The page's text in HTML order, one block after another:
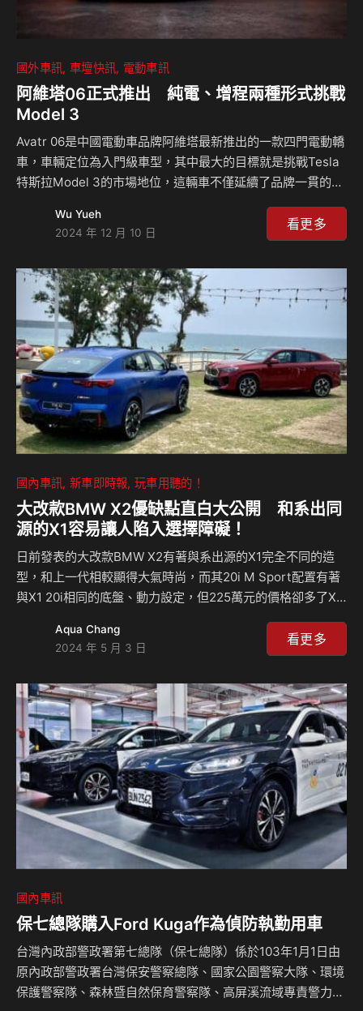
國外車訊 車壇快訊 電動車訊
阿維塔06正式推出 純電、增程兩種形式挑戰
Model 3
Avatr 06是中國電動車品牌阿維塔最新推出的一款四門電動轎
車，車輛定位為入門級車型，其中最大的目標就是挑戰Tesla
特斯拉Model 3的市場地位，這輛車不僅延續了品牌一貫的時
系統和華為的先進科技，作為品牌的第四款量產車型，阿維塔
06有望在競爭激烈的中國電動車市場中占有一席之地。 從外
似之處，但更注重實用性和簡約設計美學，車頭採用細長的分
體式LED大燈和簡潔的前保險桿，側面線條非常流暢，展現了
其運動化的車輛風格，最為特別的是該車取消了傳統的後擋風
玻璃，並導入了車側電子後視…
Wu Yueh
2024 年 12 月 10 日
看更多
國內車訊 新車即時報 玩車用聽的！
大改款BMW X2優缺點直白大公開 和系出同
源的X1容易讓人陷入選擇障礙！
日前發表的大改款BMW X2有著與系出源的X1完全不同的造
型，和上一代相較顯得大氣時尚，而其20i M Sport配置有著
與X1 20i相同的底盤、動力設定，但225萬元的價格卻多了X1
X1嗎？來聽麥克怎麼說？ 相關新聞：
Aqua Chang
2024 年 5 月 3 日
看更多
國內車訊
保七總隊購入Ford Kuga作為偵防執勤用車
台灣內政部警政署第七總隊（保七總隊）係於103年1月1日由
原內政部警政署台灣保安警察總隊、國家公園警察大隊、環境
保護警察隊、森林暨自然保育警察隊、高屏溪流域專責警力等